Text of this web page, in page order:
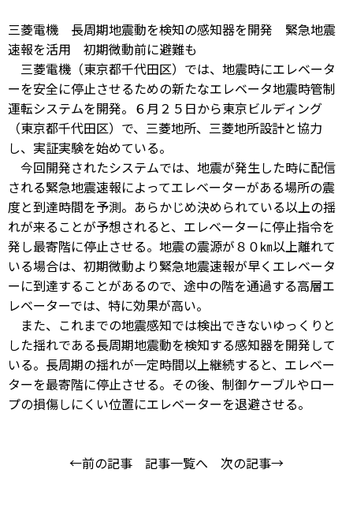
三菱電機 長周期地震動を検知の感知器を開発 緊急地震
速報を活用 初期微動前に避難も
三菱電機（東京都千代田区）では、地震時にエレベータ
ーを安全に停止させるための新たなエレベータ地震時管制
運転システムを開発。６月２５日から東京ビルディング
（東京都千代田区）で、三菱地所、三菱地所設計と協力
し、実証実験を始めている。
今回開発されたシステムでは、地震が発生した時に配信
される緊急地震速報によってエレベーターがある場所の震
度と到達時間を予測。あらかじめ決められている以上の揺
れが来ることが予想されると、エレベーターに停止指令を
発し最寄階に停止させる。地震の震源が８０㎞以上離れて
いる場合は、初期微動より緊急地震速報が早くエレベータ
ーに到達することがあるので、途中の階を通過する高層エ
レベーターでは、特に効果が高い。
また、これまでの地震感知では検出できないゆっくりと
した揺れである長周期地震動を検知する感知器を開発して
いる。長周期の揺れが一定時間以上継続すると、エレベー
ターを最寄階に停止させる。その後、制御ケーブルやロー
プの損傷しにくい位置にエレベーターを退避させる。
←前の記事 記事一覧へ 次の記事→